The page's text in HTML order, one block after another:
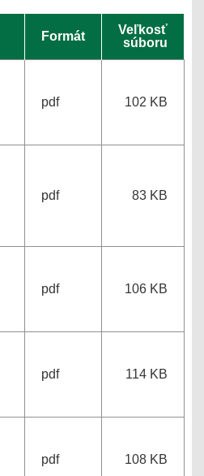
Formát
Veľkosť
súboru
pdf 102 KB
pdf 83 KB
pdf 106 KB
pdf 114 KB
pdf 108 KB